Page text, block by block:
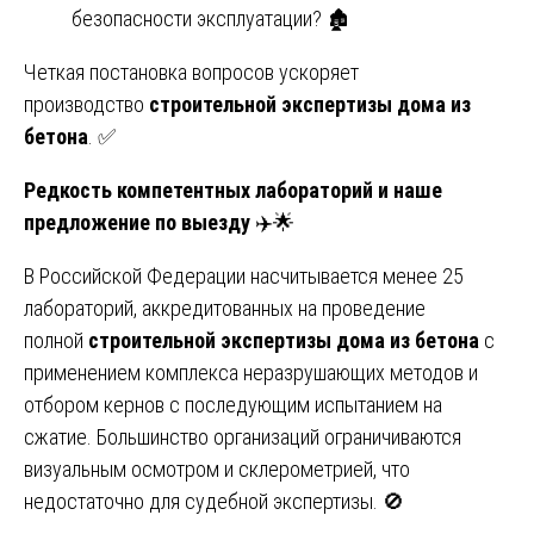
безопасности эксплуатации? 🏚️
Четкая постановка вопросов ускоряет
производство строительной экспертизы дома из
бетона . ✅
Редкость компетентных лабораторий и наше
предложение по выезду ✈️🌟
В Российской Федерации насчитывается менее 25
лабораторий, аккредитованных на проведение
полной строительной экспертизы дома из бетона с
применением комплекса неразрушающих методов и
отбором кернов с последующим испытанием на
сжатие. Большинство организаций ограничиваются
визуальным осмотром и склерометрией, что
недостаточно для судебной экспертизы. 🚫